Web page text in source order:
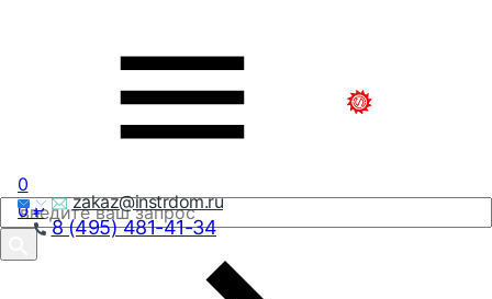
zakaz@instrdom.ru
8 (495) 481-41-34
0
0₽